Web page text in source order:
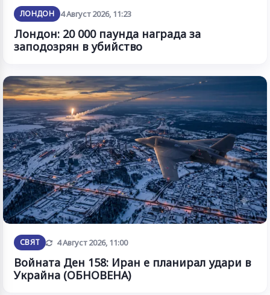
ЛОНДОН 4 Август 2026, 11:23
Лондон: 20 000 паунда награда за
заподозрян в убийство
СВЯТ Обновена
4 Август 2026, 11:00
Войната Ден 158: Иран е планирал удари в
Украйна (ОБНОВЕНА)